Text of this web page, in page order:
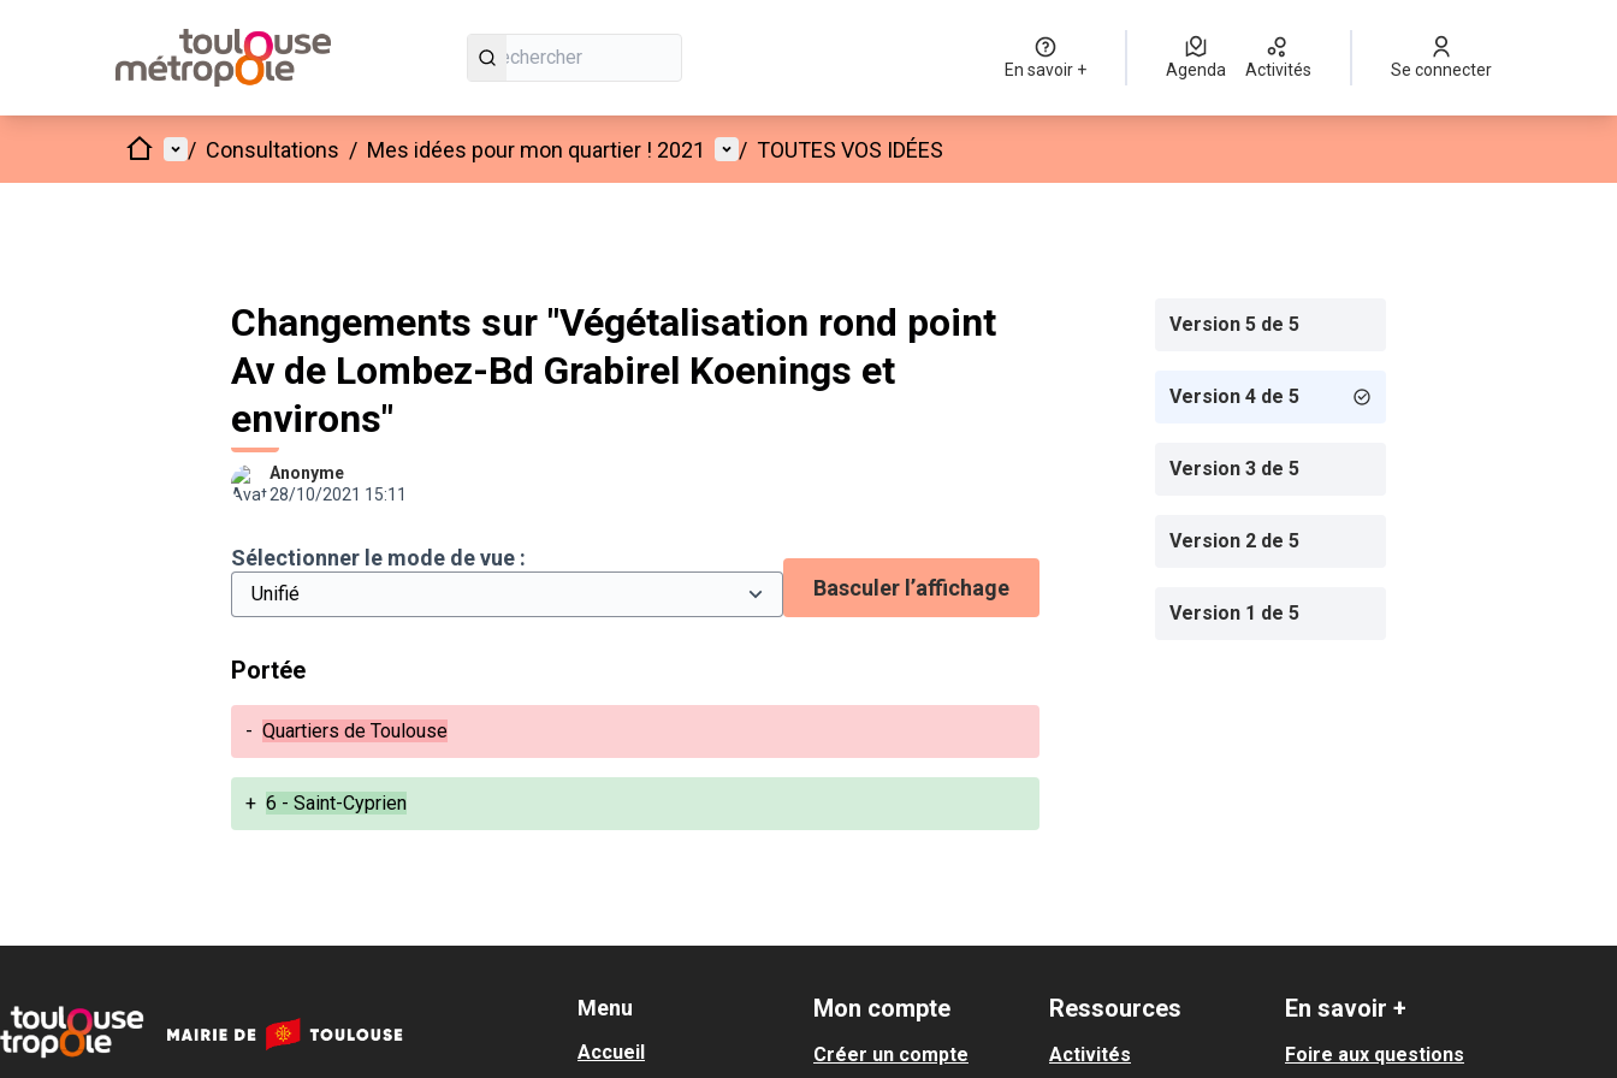
En savoir + Agenda Activités Se connecter
AccueilMenu principal
/ Consultations / Mes idées pour mon quartier ! 2021 Menu utilisateur
/ TOUTES VOS IDÉES
Changements sur "Végétalisation rond point
Av de Lombez-Bd Grabirel Koenings et
environs"
Anonyme
28/10/2021 15:11
Sélectionner le mode de vue :
Basculer l’affichage
Portée
- Quartiers de Toulouse
+ 6 - Saint-Cyprien
Version 5 de 5
Version 4 de 5
Version 3 de 5
Version 2 de 5
Version 1 de 5
Menu
Accueil
Mon compte
Créer un compte
Ressources
Activités
En savoir +
Foire aux questions